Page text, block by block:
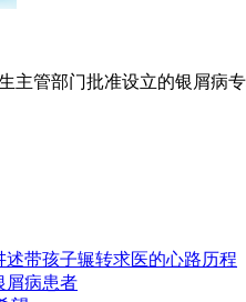
主管部门批准设立的银屑病